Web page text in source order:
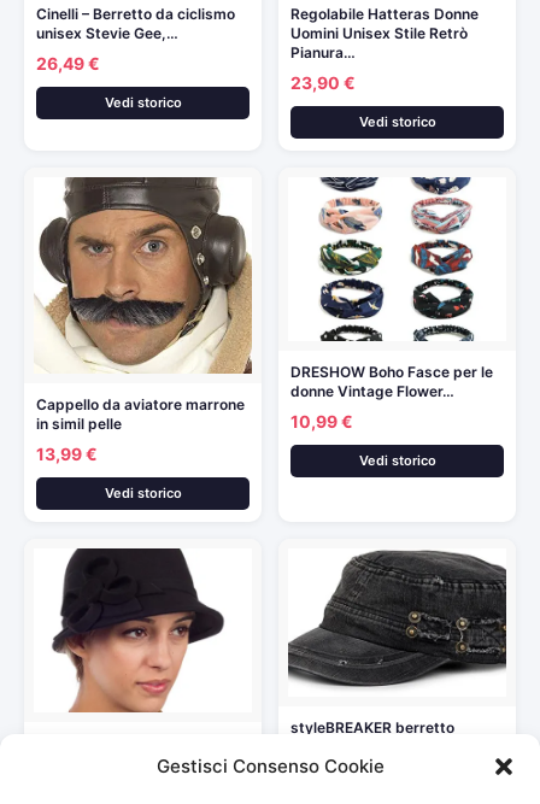
Gestisci Consenso Cookie
Cinelli – Berretto da ciclismo
unisex Stevie Gee,…
26,49 €
Vedi storico
Regolabile Hatteras Donne
Uomini Unisex Stile Retrò
Pianura…
23,90 €
Vedi storico
Cappello da aviatore marrone
in simil pelle
13,99 €
Vedi storico
DRESHOW Boho Fasce per le
donne Vintage Flower…
10,99 €
Vedi storico
Invernale da Donna in…
styleBREAKER berretto
used, vintage,…